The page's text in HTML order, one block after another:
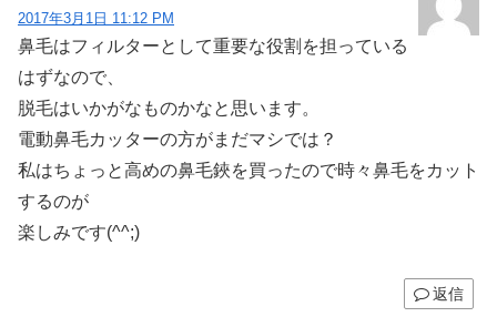
2017年3月1日 11:12 PM
鼻毛はフィルターとして重要な役割を担っている
はずなので、
脱毛はいかがなものかなと思います。
電動鼻毛カッターの方がまだマシでは？
私はちょっと高めの鼻毛鋏を買ったので時々鼻毛をカット
するのが
楽しみです(^^;)
返信